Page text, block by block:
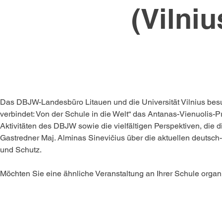
Das DBJW-Landesbüro Litauen und die Universität Vilnius
verbindet: Von der Schule in die Welt“ das Antanas-
Aktivitäten des DBJW sowie die vielfältigen Perspektiven, die
Gastredner Maj. Alminas Sinevičius über die aktuellen
und Schutz.
Möchten Sie eine ähnliche Veranstaltung an Ihrer Schule